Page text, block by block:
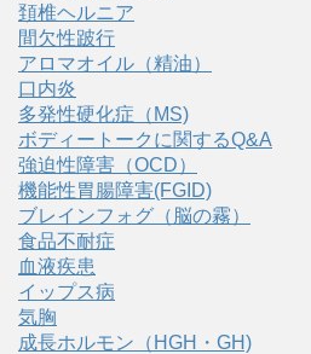
頚椎ヘルニア
間欠性跛行
アロマオイル（精油）
口内炎
多発性硬化症（MS)
ボディートークに関するQ&A
強迫性障害（OCD）
機能性胃腸障害(FGID)
ブレインフォグ（脳の霧）
食品不耐症
血液疾患
イップス病
気胸
成長ホルモン（HGH・GH)